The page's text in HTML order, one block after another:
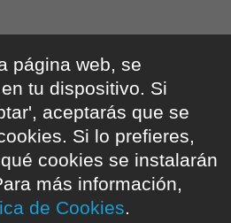
página web, se
tu dispositivo. Si
aceptarás que se
Si lo prefieres,
cookies se instalarán
más información,
de Cookies.